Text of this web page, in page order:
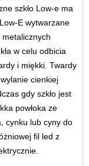
szkło Low-e ma
E wytwarzane
metalicznych
w celu odbicia
i miękki. Twardy
cienkiej
gdy szkło jest
powłoka ze
cynku lub cyny do
fil led z